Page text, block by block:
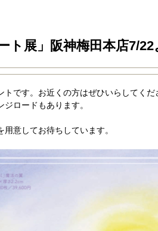
ト展」阪神梅田本店7/
トです。お近くの方はぜひいらしてく
ロードもあります。
意してお待ちしています。